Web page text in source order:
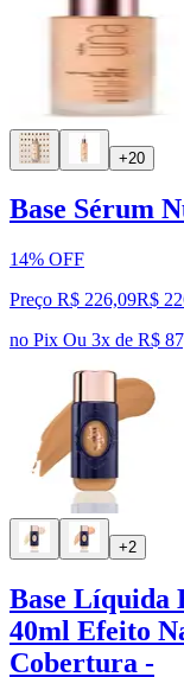
+20
Base Sérum
14% OFF
Preço R$ 226,09R$
no Pix Ou 3x de R$
+2
Base Líquida
40ml Efeito
Cobertura -